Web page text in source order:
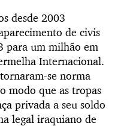
desde 2003
de civis
para um milhão em
Internacional.
se norma
modo que as tropas
privada a seu soldo
legal iraquiano de